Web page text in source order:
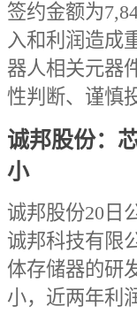
签约金额为
入和利润造成
器人相关元器
性判断、谨慎
诚邦股份：
小
诚邦股份20日
诚邦科技有限
体存储器的研
小，近两年利